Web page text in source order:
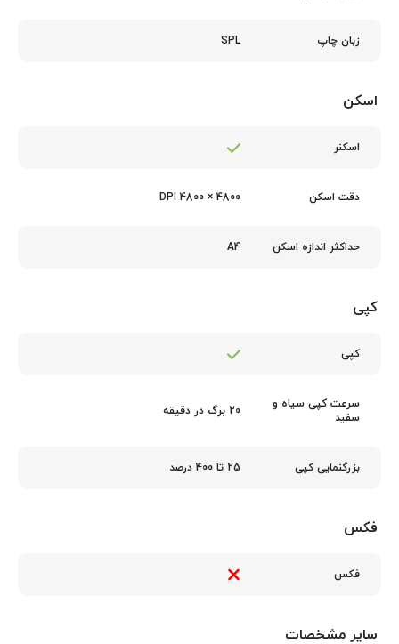
زبان چاپ SPL
اسکن
اسکنر
دقت اسکن 4800 × 4800 DPI
حداکثر اندازه اسکن A4
کپی
کپی
سرعت کپی سیاه و
سفید
20 برگ در دقیقه
بزرگنمایی کپی 25 تا 400 درصد
فکس
فکس
سایر مشخصات